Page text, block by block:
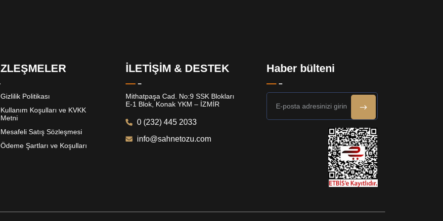
Gizlilik Politikası
Kullanım Koşulları ve KVKK
Metni
Mesafeli Satış Sözleşmesi
Ödeme Şartları ve Koşulları
İLETİŞİM & DESTEK
Mithatpaşa Cad. No:9 SSK Blokları
E-1 Blok, Konak YKM – İZMİR
0 (232) 445 2033
info@sahnetozu.com
Haber bülteni